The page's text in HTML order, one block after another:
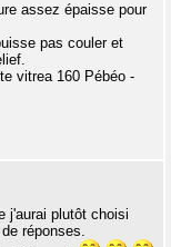
assez épaisse pour
pas couler et
vitrea 160 Pébéo -
j'aurai plutôt choisi
réponses.